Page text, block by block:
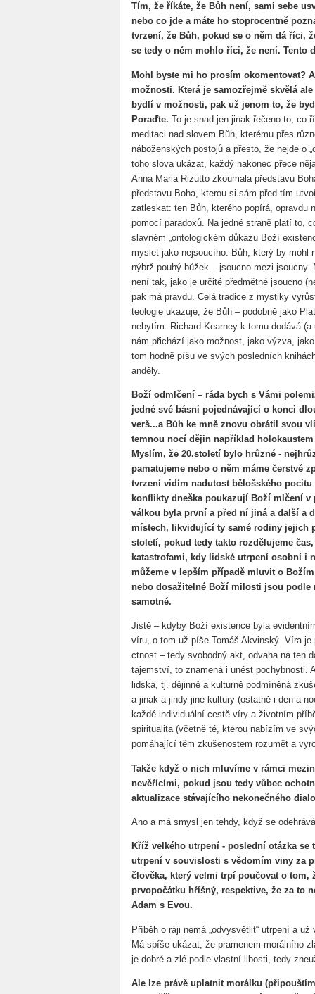
Tím, že říkáte, že Bůh není, sami sebe
nebo co jde a máte ho stoprocentně
tvrzení, že Bůh, pokud se o něm dá říci,
se tedy o něm mohlo říci, že není. Tento
Mohl byste mi ho prosím okomentovat?
možnosti. Která je samozřejmě skvělá
bydlí v možnosti, pak už jenom to, že
Poraďte. To je snad jen jinak řečeno to, co
meditaci nad slovem Bůh, kterému přes
náboženských postojů a přesto, že nejde o
toho slova ukázat, každý nakonec přece
Anna Maria Rizutto zkoumala představu
představu Boha, kterou si sám před tím
zatleskat: ten Bůh, kterého popírá, opravdu
pomocí paradoxů. Na jedné straně platí to,
slavném „ontologickém důkazu Boží
myslet jako nejsoucího. Bůh, který by mohl
nýbrž pouhý bůžek – jsoucno mezi
není tak, jako je určité předmětné jsoucno
pak má pravdu. Celá tradice z mystiky
teologie ukazuje, že Bůh – podobně jako
nebytím. Richard Kearney k tomu dodává
nám přichází jako možnost, jako výzva,
tom hodně píšu ve svých posledních
anděly.
Boží odmlčení – ráda bych s Vámi
jedné své básni pojednávající o konci
verš...a Bůh ke mně znovu obrátil svou
temnou nocí dějin například
Myslím, že 20.století bylo hrůzné -
pamatujeme nebo o něm máme čerstvé
tvrzení vidím nadutost bělošského
konflikty dneška poukazují Boží mlčení v
válkou byla první a před ní jiná a další a
místech, likvidující ty samé rodiny jejich
století, pokud tedy takto rozdělujeme
katastrofami, kdy lidské utrpení osobní i
můžeme v lepším případě mluvit o
nebo dosažitelné Boží milosti jsou podle
samotné.
Jistě – kdyby Boží existence byla
víru, o tom už píše Tomáš Akvinský. Víra
ctnost – tedy svobodný akt, odvaha na ten
tajemství, to znamená i unést pochybnosti.
lidská, tj. dějinně a kulturně podmíněná
a jinak a jindy jiné kultury (ostatně i den a
každé individuální cestě víry a životním
spiritualita (včetně té, kterou nabízím ve
pomáhající těm zkušenostem rozumět a
Takže když o nich mluvíme v rámci
nevěřícími, pokud jsou tedy vůbec
aktualizace stávajícího nekonečného
Ano a má smysl jen tehdy, když se
Kříž velkého utrpení - poslední otázka
utrpení v souvislosti s vědomím viny za
člověka, který velmi trpí poučovat o tom,
prvopočátku hříšný, respektive, že za to
Adam s Evou.
Příběh o ráji nemá „odvysvětlit“ utrpení a
Má spíše ukázat, že pramenem morálního
je dobré a zlé podle vlastní libosti, tedy
Ale lze právě uplatnit morálku